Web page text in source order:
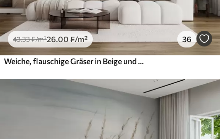
43.33₣/m²26 .00 ₣/m² 36